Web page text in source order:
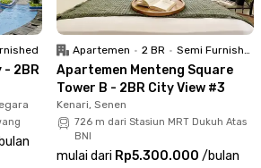
- 2BR
bulan
Apartemen • 2 BR • Semi Furnished
Apartemen Menteng Square
Tower B - 2BR City View #3
Kenari, Senen
726 m dari Stasiun MRT Dukuh Atas
BNI
mulai dari Rp5.300.000 /bulan